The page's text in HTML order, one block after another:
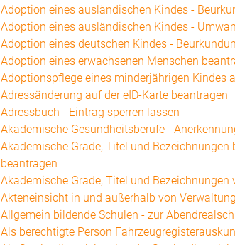
Adoption eines ausländischen Kindes -
Adoption eines ausländischen Kindes -
Adoption eines deutschen Kindes -
Adoption eines erwachsenen Menschen
Adoptionspflege eines minderjährigen Kindes
Adressänderung auf der eID-Karte beantragen
Adressbuch - Eintrag sperren lassen
Akademische Gesundheitsberufe -
Akademische Grade, Titel und
beantragen
Akademische Grade, Titel und
Akteneinsicht in und außerhalb von
Allgemein bildende Schulen - zur
Als berechtigte Person